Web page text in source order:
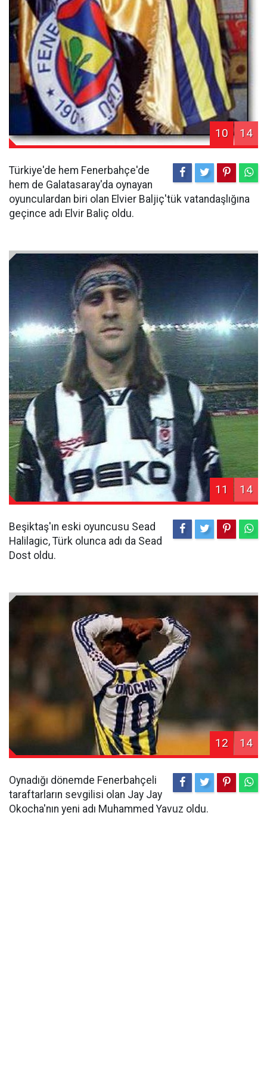
10 14
Türkiye'de hem Fenerbahçe'de
hem de Galatasaray'da oynayan
oyunculardan biri olan Elvier Baljiç'tük vatandaşlığına
geçince adı Elvir Baliç oldu.
11 14
Beşiktaş'ın eski oyuncusu Sead
Halilagic, Türk olunca adı da Sead
Dost oldu.
12 14
Oynadığı dönemde Fenerbahçeli
taraftarların sevgilisi olan Jay Jay
Okocha'nın yeni adı Muhammed Yavuz oldu.